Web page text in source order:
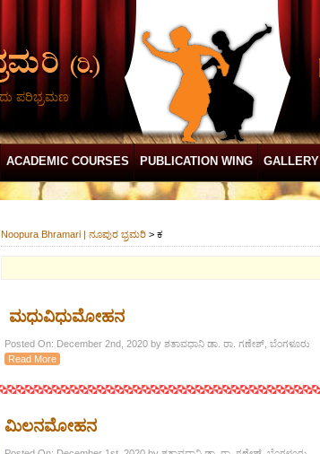
ಪರಿಭ್ರಮಣ
ACADEMIC COURSES PUBLICATION WING GALLERY
Noopura Bhramari | ನೂಪುರ ಭ್ರಮರಿ > ಕ
ಮಧುವಿಧುಮೋಹನ
Posted On: December 2nd, 2020 by ಶತಾವಧಾನಿ ಡಾ. ರಾ. ಗಣೇಶ್, ಬೆಂಗಳೂರು
Read More
ಮಿಲನಮೋಹನ